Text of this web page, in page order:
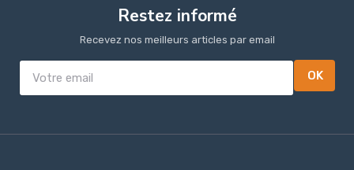
Restez informé
Recevez nos meilleurs articles par email
OK